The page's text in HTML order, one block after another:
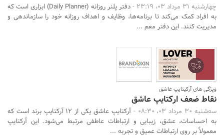
چهارشنبه 31 مرداد 03، 23:19 -
دفتر پلنر روزانه (Daily Planner) ابزاری است که
به افراد کمک می‌کند تا برنامه‌ها، وظایف و اهداف روزانه خود را سازماندهی و
مدیریت کنند. این دفتر معم ...
ویِژگی های آرکیتایپ عاشق
نقاط ضعف ارکتایپ عاشق
سه‌شنبه 30 مرداد 03، 08:30 -
آرکتایپ عاشق یکی از ۱۲ آرکتایپ برند است که
به احساسات، عشق، زیبایی و ارتباطات عاطفی مرتبط می‌شود. این آرکتایپ
معمولاً بر روی ارتباطات عمیق و تجربه ...